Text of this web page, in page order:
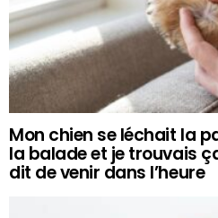
Mon chien se léchait la
la balade et je trouvais
dit de venir dans l’heure